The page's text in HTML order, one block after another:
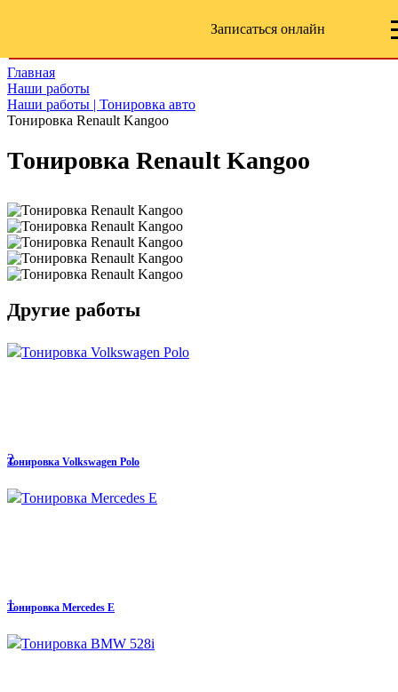
Записаться онлайн
Главная
Наши работы
Наши работы | Тонировка авто
Тонировка Renault Kangoo
Тонировка Renault Kangoo
Другие работы
2
Тонировка Volkswagen Polo
1
Тонировка Mercedes E